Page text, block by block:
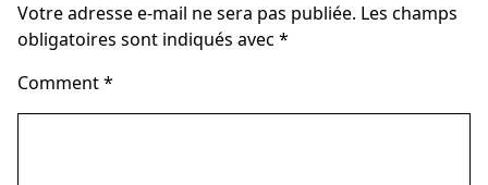
Votre adresse e-mail ne sera pas publiée. Les champs
obligatoires sont indiqués avec *
Comment*